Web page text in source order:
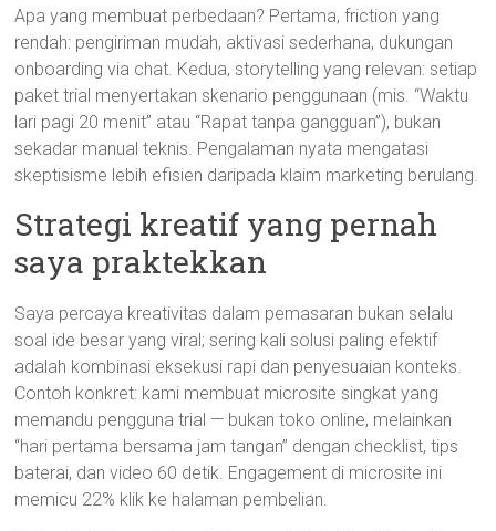
Apa yang membuat perbedaan? Pertama, friction yang
rendah: pengiriman mudah, aktivasi sederhana, dukungan
onboarding via chat. Kedua, storytelling yang relevan: setiap
paket trial menyertakan skenario penggunaan (mis. “Waktu
lari pagi 20 menit” atau “Rapat tanpa gangguan”), bukan
sekadar manual teknis. Pengalaman nyata mengatasi
skeptisisme lebih efisien daripada klaim marketing berulang.
Strategi kreatif yang pernah
saya praktekkan
Saya percaya kreativitas dalam pemasaran bukan selalu
soal ide besar yang viral; sering kali solusi paling efektif
adalah kombinasi eksekusi rapi dan penyesuaian konteks.
Contoh konkret: kami membuat microsite singkat yang
memandu pengguna trial — bukan toko online, melainkan
“hari pertama bersama jam tangan” dengan checklist, tips
baterai, dan video 60 detik. Engagement di microsite ini
memicu 22% klik ke halaman pembelian.